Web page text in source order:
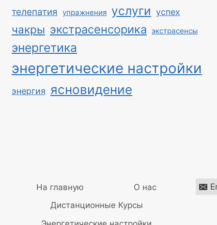
телепатия упражнения услуги успех
чакры экстрасенсорика экстрасенсы
энергетика
энергетические настройки
энергия ясновидение
На главную
О нас
Дистанционные Курсы